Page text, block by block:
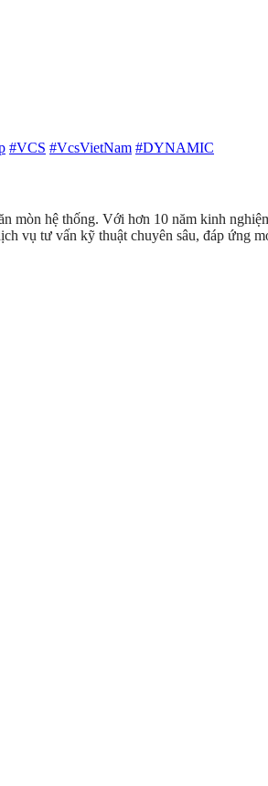
#VCS #VcsVietNam #DYNAMIC
mòn hệ thống. Với hơn 10 năm kinh
vụ tư vấn kỹ thuật chuyên sâu, đáp ứng